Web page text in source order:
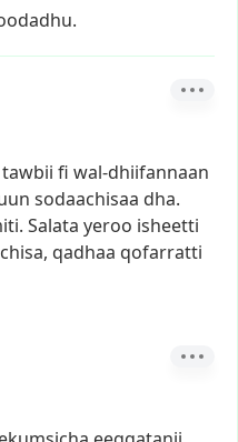
tawbii fi wal-dhiifannaan
sodaachisaa dha.
Salata yeroo isheetti
qadhaa qofarratti